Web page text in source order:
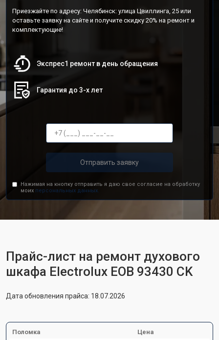
Приезжайте по адресу: Челябинск: улица Цвиллинга, 25 или
оставьте заявку на сайте и получите скидку 20% на ремонт и
комплектующие!
Экспрес1 ремонт в день обращения
Гарантия до 3-х лет
Отправить заявку
Нажимая на кнопку отправить я даю свое согласие на обработку
моих персональных данных.
Прайс-лист на ремонт духового
шкафа Electrolux EOB 93430 CK
Дата обновления прайса: 18.07.2026
Поломка Цена